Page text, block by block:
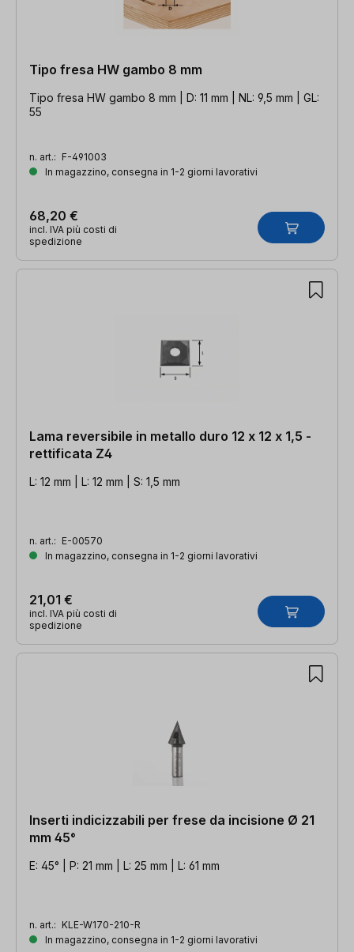
Tipo fresa HW gambo 8 mm
Tipo fresa HW gambo 8 mm | D: 11 mm | NL: 9,5 mm | GL:
55
n. art.: F-491003
In magazzino, consegna in 1-2 giorni lavorativi
68,20 €
incl. IVA più costi di
spedizione
Lama reversibile in metallo duro 12 x 12 x 1,5 -
rettificata Z4
L: 12 mm | L: 12 mm | S: 1,5 mm
n. art.: E-00570
In magazzino, consegna in 1-2 giorni lavorativi
21,01 €
incl. IVA più costi di
spedizione
Inserti indicizzabili per frese da incisione Ø 21
mm 45°
E: 45° | P: 21 mm | L: 25 mm | L: 61 mm
n. art.: KLE-W170-210-R
In magazzino, consegna in 1-2 giorni lavorativi